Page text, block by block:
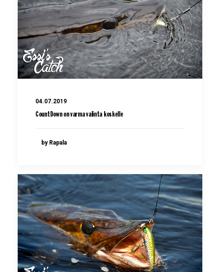
04.07.2019
CountDown on varma valinta koskelle
by Rapala